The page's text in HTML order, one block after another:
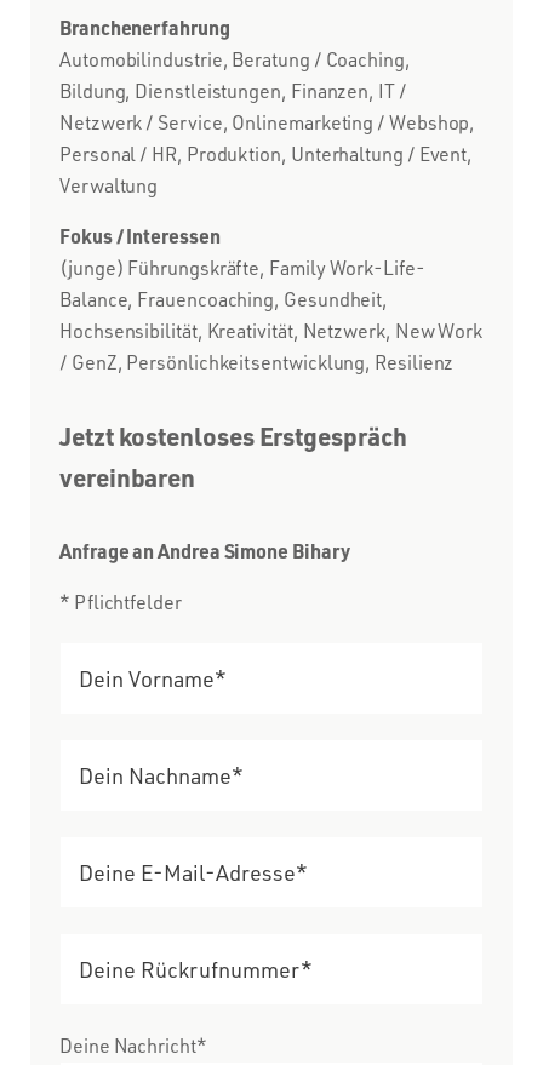
Branchenerfahrung
Automobilindustrie, Beratung / Coaching,
Bildung, Dienstleistungen, Finanzen, IT /
Netzwerk / Service, Onlinemarketing / Webshop,
Personal / HR, Produktion, Unterhaltung / Event,
Verwaltung
Fokus / Interessen
(junge) Führungskräfte, Family Work-Life-
Balance, Frauencoaching, Gesundheit,
Hochsensibilität, Kreativität, Netzwerk, New Work
/ GenZ, Persönlichkeitsentwicklung, Resilienz
Jetzt kostenloses Erstgespräch
vereinbaren
Anfrage an Andrea Simone Bihary
* Pflichtfelder
Deine Nachricht*